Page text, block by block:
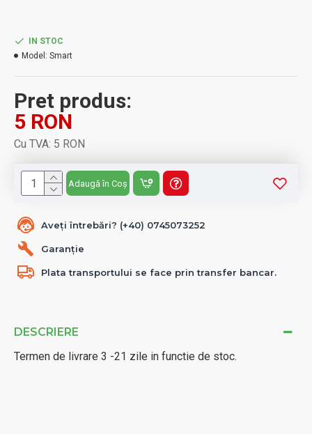
DESCRIERE
Termen de livrare 3 -21 zile in functie de stoc.
Aveți întrebări? (+40) 0745073252
Garanție
Plata transportului se face prin transfer bancar.
Pret produs:
5 RON
Cu TVA: 5 RON
IN STOC
Model: Smart
Adaugă în Coș